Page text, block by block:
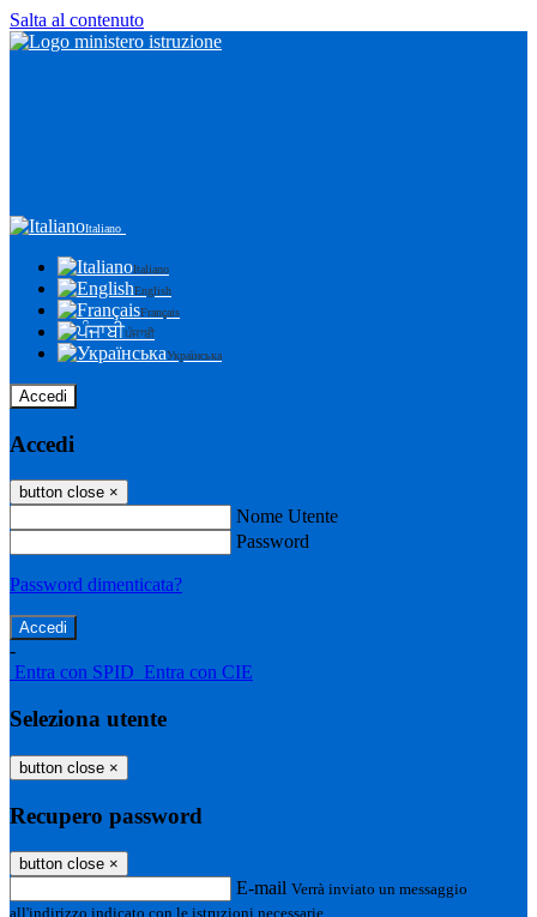
Salta al contenuto
Italiano
Italiano
English
Français
ਪੰਜਾਬੀ
Українська
Accedi
Accedi
button close ×
Nome Utente
Password
Password dimenticata?
-
Entra con SPID Entra con CIE
Seleziona utente
button close ×
Recupero password
button close ×
E-mail Verrà inviato un messaggio
all'indirizzo indicato con le istruzioni necessarie.